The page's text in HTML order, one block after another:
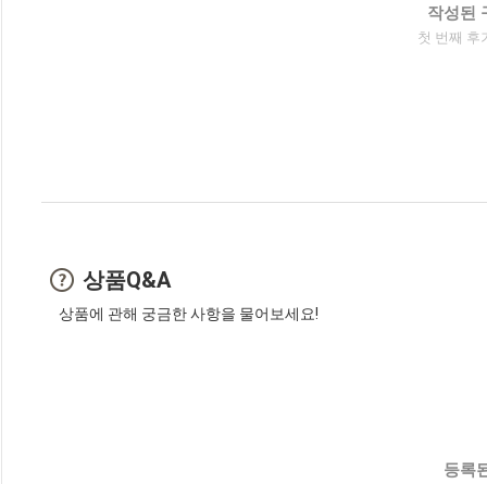
작성된
첫 번째 후
상품Q&A
상품에 관해 궁금한 사항을 물어보세요!
등록